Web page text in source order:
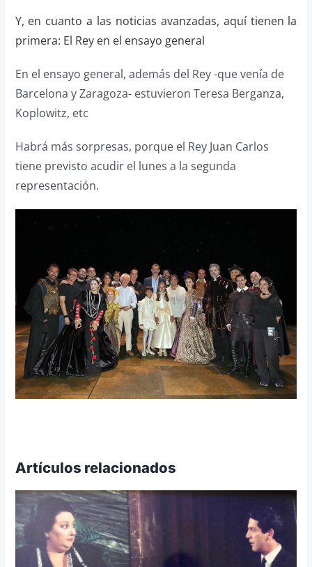
Y, en cuanto a las noticias avanzadas, aquí tienen la
primera: El Rey en el ensayo general
En el ensayo general, además del Rey -que venía de
Barcelona y Zaragoza- estuvieron Teresa Berganza,
Koplowitz, etc
Habrá más sorpresas, porque el Rey Juan Carlos
tiene previsto acudir el lunes a la segunda
representación.
Artículos relacionados